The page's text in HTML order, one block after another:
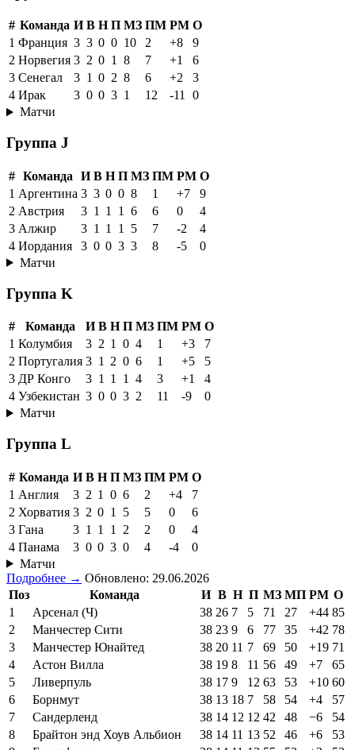
# Команда И В Н П МЗ ПМ РМ О
1 Франция 3 3 0 0 10 2 +8
9
2 Норвегия 3 2 0 1 8 7 +1
6
3 Сенегал 3 1 0 2 8 6 +2
3
4 Ирак 3 0 0 3 1 12 -11 0
Матчи
Группа J
# Команда И В Н П МЗ ПМ РМ О
1 Аргентина 3 3 0 0 8 1 +7
9
2 Австрия 3 1 1 1 6 6 0
4
3 Алжир 3 1 1 1 5 7 -2
4
4 Иордания 3 0 0 3 3 8 -5
0
Матчи
Группа K
# Команда И В Н П МЗ ПМ РМ О
1 Колумбия 3 2 1 0 4 1 +3
7
2 Португалия 3 1 2 0 6 1 +5
5
3 ДР Конго 3 1 1 1 4 3 +1
4
4 Узбекистан 3 0 0 3 2 11 -9
0
Матчи
Группа L
# Команда И В Н П МЗ ПМ РМ О
1 Англия 3 2 1 0 6 2 +4
7
2 Хорватия 3 2 0 1 5 5 0
6
3 Гана 3 1 1 1 2 2 0
4
4 Панама 3 0 0 3 0 4 -4
0
Матчи
Подробнее → Обновлено: 29.06.2026
Поз
Команда И В Н П МЗ МП РМ О
1
Арсенал (Ч) 38 26 7 5 71 27 +44 85
2
Манчестер Сити 38 23 9 6 77 35 +42 78
3
Манчестер Юнайтед 38 20 11 7 69 50 +19 71
4
Астон Вилла 38 19 8 11 56 49 +7
65
5
Ливерпуль 38 17 9 12 63 53 +10 60
6
Борнмут 38 13 18 7 58 54 +4
57
7
Сандерленд 38 14 12 12 42 48 −6
54
8
Брайтон энд Хоув Альбион 38 14 11 13 52 46 +6
53